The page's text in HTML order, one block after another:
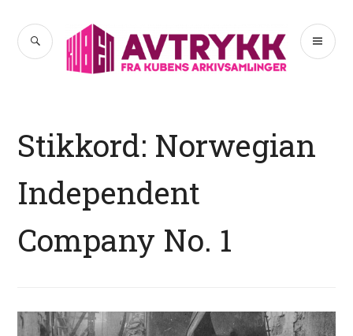
innhold
Avtrykk
SØK
Stikkord: Norwegian
Independent
Company No. 1